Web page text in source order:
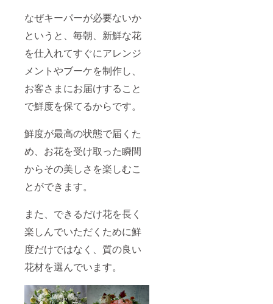
なぜキーパーが必要ないか
というと、毎朝、新鮮な花
を仕入れてすぐにアレンジ
メントやブーケを制作し、
お客さまにお届けすること
で鮮度を保てるからです。
鮮度が最高の状態で届くた
め、お花を受け取った瞬間
からその美しさを楽しむこ
とができます。
また、できるだけ花を長く
楽しんでいただくために鮮
度だけではなく、質の良い
花材を選んでいます。